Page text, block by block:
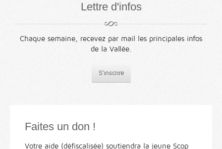
Lettre d'infos
Chaque semaine, recevez par mail les principales infos
de la Vallée.
S'inscrire
Faites un don !
Votre aide (défiscalisée) soutiendra la jeune Scop